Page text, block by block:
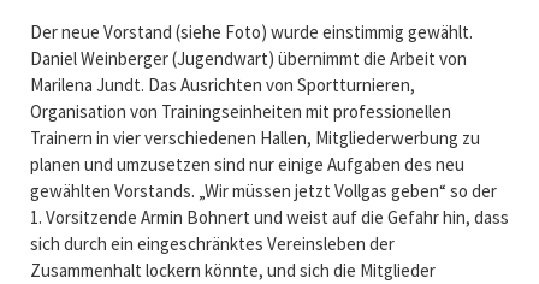
Der neue Vorstand (siehe Foto) wurde einstimmig gewählt.
Daniel Weinberger (Jugendwart) übernimmt die Arbeit von
Marilena Jundt. Das Ausrichten von Sportturnieren,
Organisation von Trainingseinheiten mit professionellen
Trainern in vier verschiedenen Hallen, Mitgliederwerbung zu
planen und umzusetzen sind nur einige Aufgaben des neu
gewählten Vorstands. „Wir müssen jetzt Vollgas geben“ so der
1. Vorsitzende Armin Bohnert und weist auf die Gefahr hin, dass
sich durch ein eingeschränktes Vereinsleben der
Zusammenhalt lockern könnte, und sich die Mitglieder